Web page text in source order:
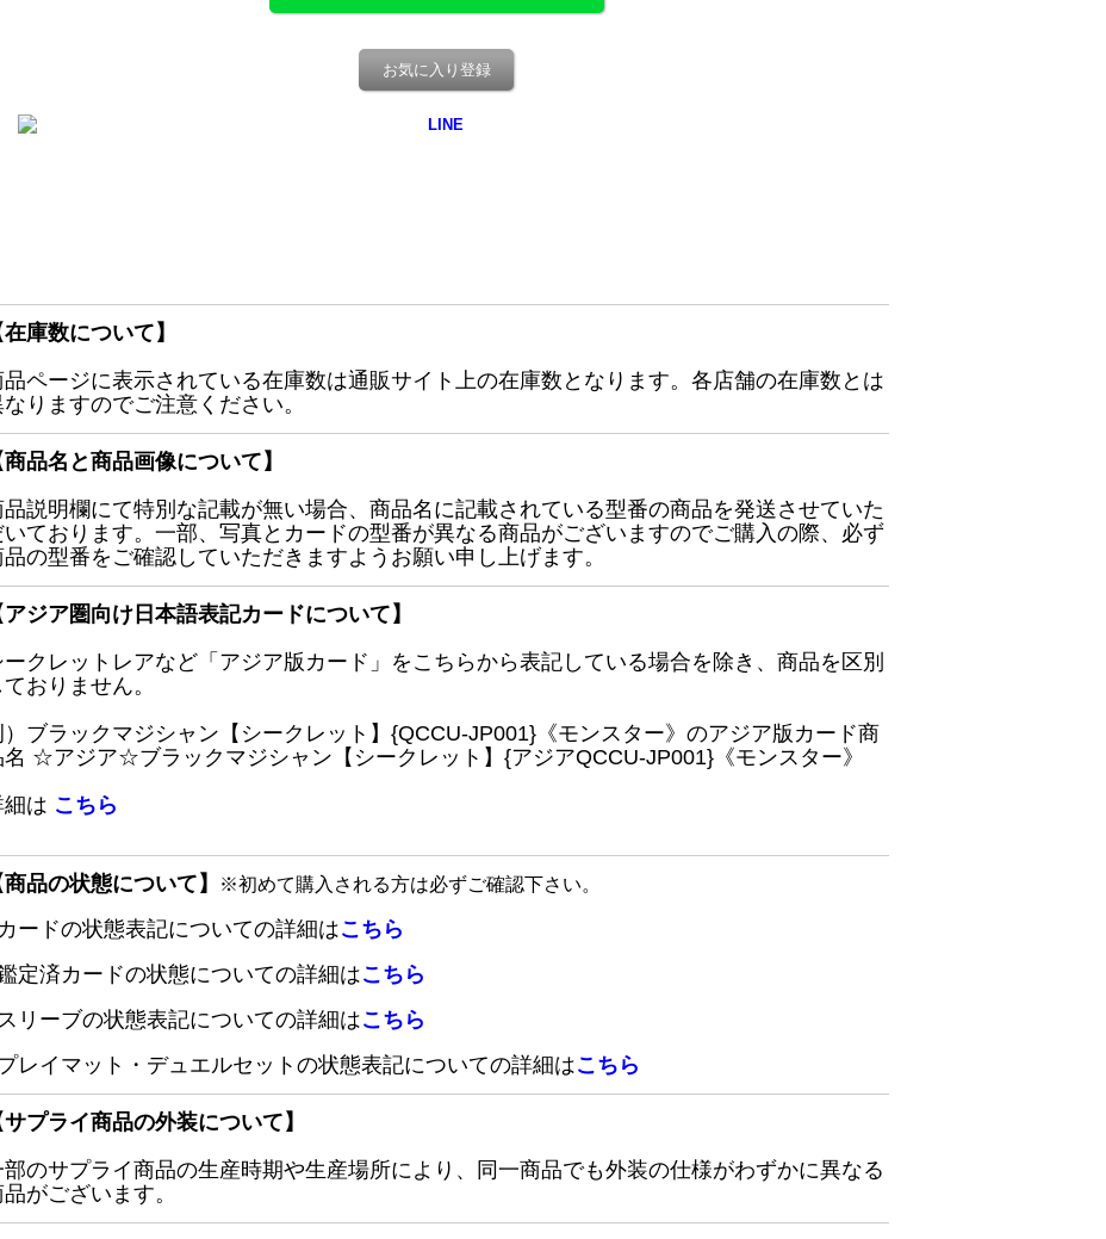
お気に入り登録
在庫数について】
品ページに表示されている在庫数は通販サイト上の在庫数となります。各店舗の在庫数とは
りますのでご注意ください。
商品名と商品画像について】
品説明欄にて特別な記載が無い場合、商品名に記載されている型番の商品を発送させていた
いております。一部、写真とカードの型番が異なる商品がございますのでご購入の際、必ず
品の型番をご確認していただきますようお願い申し上げます。
アジア圏向け日本語表記カードについて】
ークレットレアなど「アジア版カード」をこちらから表記している場合を除き、商品を区別
ておりません。
）ブラックマジシャン【シークレット】{QCCU-JP001}《モンスター》のアジア版カード商
名 ☆アジア☆ブラックマジシャン【シークレット】{アジアQCCU-JP001}《モンスター》
細は こちら
商品の状態について】 ※初めて購入される方は必ずご確認下さい。
ードの状態表記についての詳細はこちら
定済カードの状態についての詳細はこちら
リーブの状態表記についての詳細はこちら
レイマット・デュエルセットの状態表記についての詳細はこちら
サプライ商品の外装について】
部のサプライ商品の生産時期や生産場所により、同一商品でも外装の仕様がわずかに異なる
がございます。